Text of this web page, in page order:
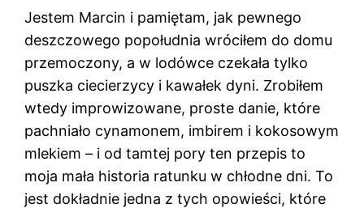
Jestem Marcin i pamiętam, jak pewnego
deszczowego popołudnia wróciłem do domu
przemoczony, a w lodówce czekała tylko
puszka ciecierzycy i kawałek dyni. Zrobiłem
wtedy improwizowane, proste danie, które
pachniało cynamonem, imbirem i kokosowym
mlekiem – i od tamtej pory ten przepis to
moja mała historia ratunku w chłodne dni. To
jest dokładnie jedna z tych opowieści, które